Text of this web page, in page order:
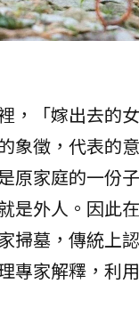
，「嫁出去的
象徵，代表的
原家庭的一份
是外人。因此
掃墓，傳統上
專家解釋，利